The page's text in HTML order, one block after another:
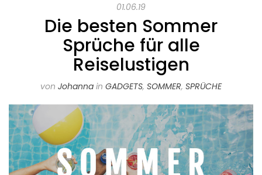
01.06.19
Die besten Sommer
Sprüche für alle
Reiselustigen
von Johanna in GADGETS, SOMMER, SPRÜCHE